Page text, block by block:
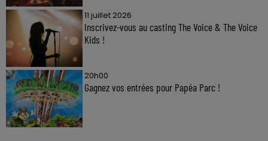
11 juillet 2026
Inscrivez-vous au casting The Voice & The Voice
Kids !
20h00
Gagnez vos entrées pour Papéa Parc !